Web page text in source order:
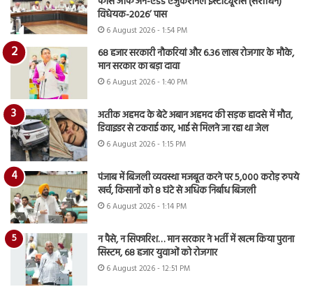
विधेयक-2026’ पास
6 August 2026 - 1:54 PM
68 हजार सरकारी नौकरियां और 6.36 लाख रोजगार के मौके,
मान सरकार का बड़ा दावा
6 August 2026 - 1:40 PM
अतीक अहमद के बेटे अबान अहमद की सड़क हादसे में मौत,
डिवाइडर से टकराई कार, भाई से मिलने जा रहा था जेल
6 August 2026 - 1:15 PM
पंजाब में बिजली व्यवस्था मजबूत करने पर 5,000 करोड़ रुपये
खर्च, किसानों को 8 घंटे से अधिक निर्बाध बिजली
6 August 2026 - 1:14 PM
न पैसे, न सिफारिश… मान सरकार ने भर्ती में खत्म किया पुराना
सिस्टम, 68 हजार युवाओं को रोजगार
6 August 2026 - 12:51 PM